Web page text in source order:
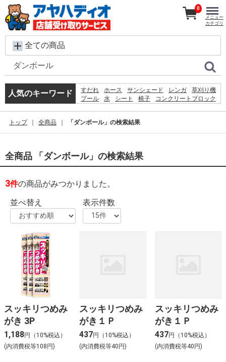
全ての商品
人気のキーワード すだれ ホース サンシェード レンガ
草刈り機
プール
水 シート 椅子
コンクリートブロック
コンテナ
空調服
0
メニュー
カテゴリ
トップ 全商品 「ダンボール」の検索結果
全商品 「ダンボール」の検索結果
3件の商品がみつかりました。
並べ替え
表示件数
スッキリつめみ
がき 3P
1,188円（10%税込）
(内消費税等108円)
スッキリつめみ
がき１Ｐ
437円（10%税込）
(内消費税等40円)
スッキリつめみ
がき１Ｐ
437円（10%税込）
(内消費税等40円)